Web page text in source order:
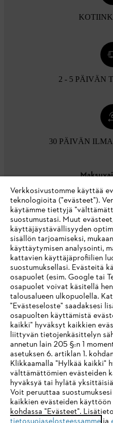
2 - 5 PÄIVÄN
30 PÄIVÄN
Yritys
STIHL FAQ
Palvelut
Yleiset ehdot
IHR BROWSER
UNTERSTÜTZT
Sie nutzen einen Browser, den
eine optimale Nutzung
einem der folgenden Browser
Verkkosivustomme käyttää
teknologioita ("evästeet").
käytämme tiettyjä
suostumustasi. Muut
käyttäjäystävällisyyden
sisällön tarjoamiseksi,
käyttäytymisen analysointi,
kattavien käyttäjäprofiilien
suostumuksellasi. Evästeitä
osapuolet (esim. Google tai
osapuolet voivat käsitellä
talousalueen ulkopuolella.
"Evästeseloste" saadaksesi
osapuolten käyttämistä
kaikki" hyväksyt kaikkien
liittyvän tietojenkäsittelyn
annetun lain 205 §:n 1
asetuksen 6. artiklan 1.
Klikkaamalla "Hylkää kaikki"
välttämättömien evästeiden
hyväksyä tai hylätä
Voit peruuttaa
kaikkien evästeiden
kohdassa "Evästeet".